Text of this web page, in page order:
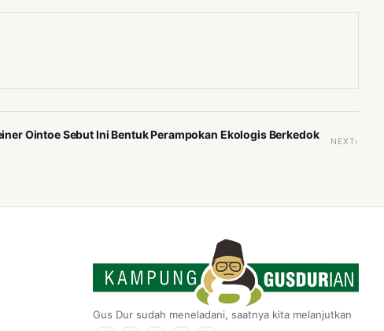
Ointoe Sebut Ini Bentuk Perampokan Ekologis Berkedok
NEXT›
Gus Dur sudah meneladani, saatnya kita melanjutkan